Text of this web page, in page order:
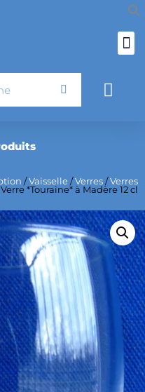
/Vaisselle /Verres /Verres
*Touraine* à Madère 12 cl